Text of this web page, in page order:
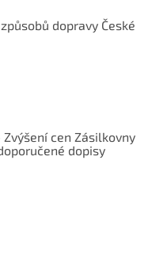
dopravy České
cen Zásilkovny
dopisy